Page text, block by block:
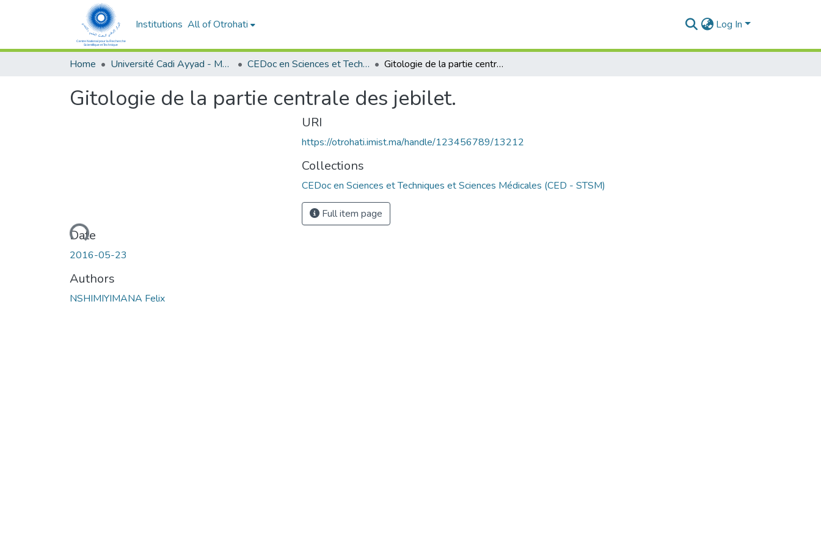
Institutions All of Otrohati Log In
Home Université Cadi Ayyad - Marrakech CEDoc en Sciences et Techniques et Sciences Médicales (CED - STSM) Gitologie de la partie centrale des jebilet.
Gitologie de la partie centrale des jebilet.
Loading...
Date
2016-05-23
Authors
NSHIMIYIMANA Felix
URI
https://otrohati.imist.ma/handle/123456789/13212
Collections
CEDoc en Sciences et Techniques et Sciences Médicales (CED - STSM)
Full item page